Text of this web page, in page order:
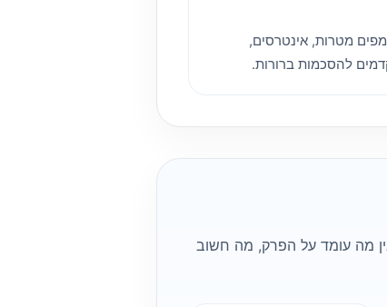
מטרות, אינטרסים,
להסכמות ברורות.
מה עומד על הפרק, מה חשוב